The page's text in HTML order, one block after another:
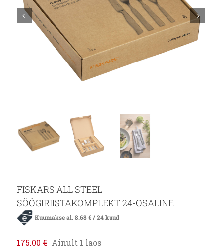
FISKARS ALL STEEL
SÖÖGIRIISTAKOMPLEKT 24-OSALINE
Kuumakse al.8.68 €/ 24 kuud
175.00 € Ainult 1 laos